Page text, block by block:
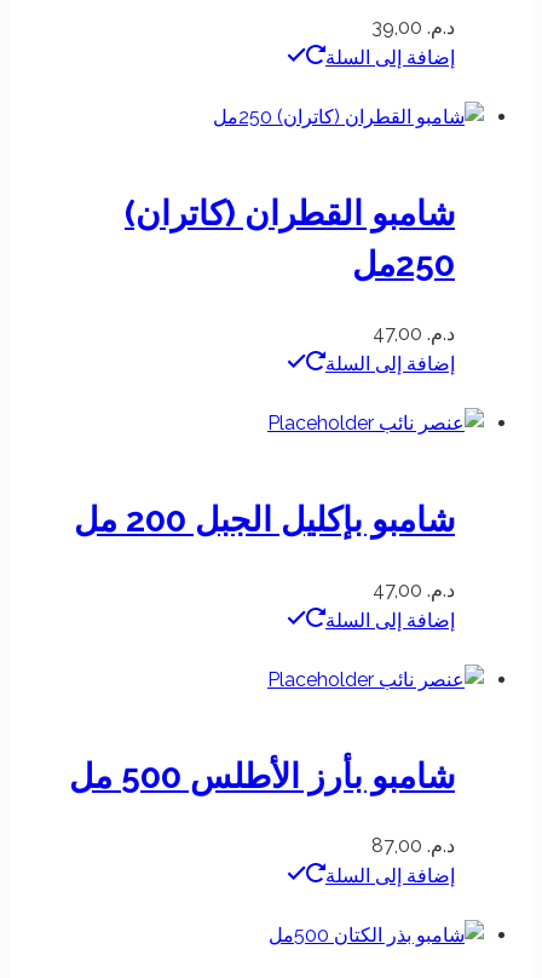
د.م.
إضافة إلى السلة
شامبو القطران (كاتران)
250مل
د.م.
إضافة إلى السلة
شامبو بإكليل الجبل 200 مل
د.م.
إضافة إلى السلة
شامبو بأرز الأطلس 500 مل
د.م.
إضافة إلى السلة